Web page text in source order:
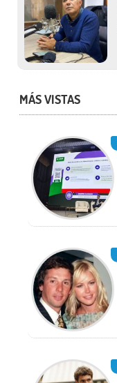
MÁS VISTAS